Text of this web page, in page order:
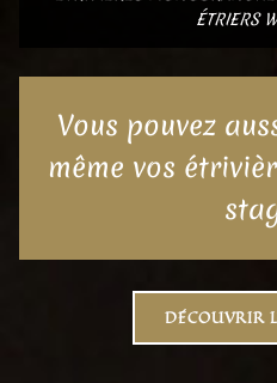
ÉTRIERS
Vous pouvez
même vos
DÉCOUVRIR